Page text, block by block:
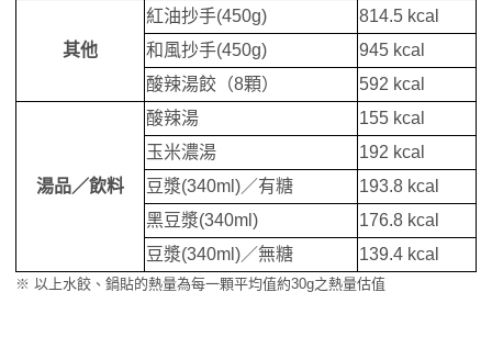
其他
紅油抄手(450g)
814.5 kcal
和風抄手(450g)
945 kcal
酸辣湯餃（8顆）
592 kcal
湯品／飲料
酸辣湯
155 kcal
玉米濃湯
192 kcal
豆漿(340ml)／有糖
193.8 kcal
黑豆漿(340ml)
176.8 kcal
豆漿(340ml)／無糖
139.4 kcal
※ 以上水餃、鍋貼的熱量為每一顆平均值約30g之熱量估值